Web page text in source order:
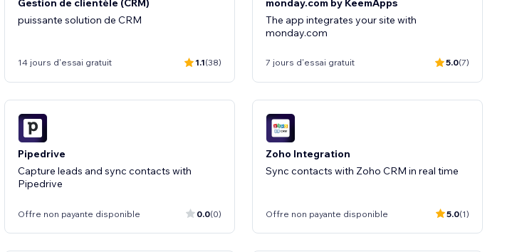
puissante solution de CRM
14 jours d'essai gratuit 1.1(38)
The app integrates your site with
monday.com
7 jours d'essai gratuit 5.0(7)
Pipedrive
Capture leads and sync contacts with
Pipedrive
Offre non payante disponible 0.0(0)
Zoho Integration
Sync contacts with Zoho CRM in real time
Offre non payante disponible 5.0(1)